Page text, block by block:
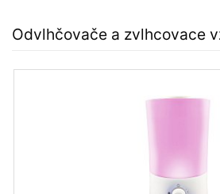
Odvlhčovače a zvlhcovace